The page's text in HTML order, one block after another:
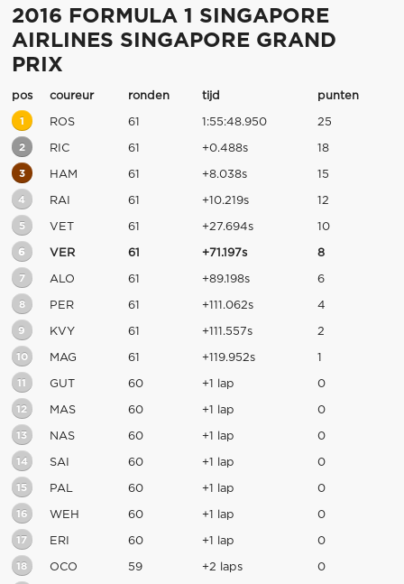
2016 FORMULA 1 SINGAPORE
AIRLINES SINGAPORE GRAND
PRIX
pos coureur ronden tijd punten
1 ROS 61 1:55:48.950 25
2 RIC 61 +0.488s 18
3 HAM 61 +8.038s 15
4 RAI 61 +10.219s 12
5 VET 61 +27.694s 10
6 VER 61 +71.197s 8
7 ALO 61 +89.198s 6
8 PER 61 +111.062s 4
9 KVY 61 +111.557s 2
10 MAG 61 +119.952s 1
11 GUT 60 +1 lap 0
12 MAS 60 +1 lap 0
13 NAS 60 +1 lap 0
14 SAI 60 +1 lap 0
15 PAL 60 +1 lap 0
16 WEH 60 +1 lap 0
17 ERI 60 +1 lap 0
18 OCO 59 +2 laps 0